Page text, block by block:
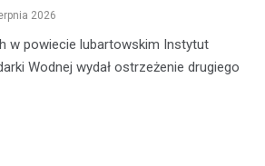
2026
w powiecie lubartowskim Instytut
Wodnej wydał ostrzeżenie drugiego